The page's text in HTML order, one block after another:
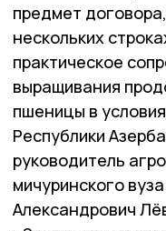
предмет
нескольких
практическое
выращивания
пшеницы в
Республики
руководитель
мичуринского
Александрович